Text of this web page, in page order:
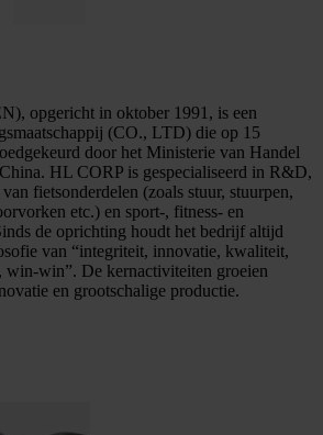
opgericht in oktober 1991, is een
(CO., LTD) die op 15
door het Ministerie van Handel
HL CORP is gespecialiseerd in R&D,
fietsonderdelen (zoals stuur, stuurpen,
etc.) en sport-, fitness- en
de oprichting houdt het bedrijf altijd
van “integriteit, innovatie, kwaliteit,
win-win”. De kernactiviteiten groeien
en grootschalige productie.